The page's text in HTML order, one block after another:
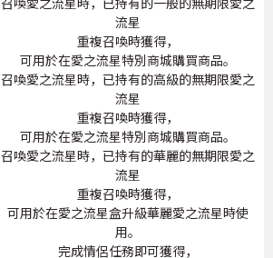
流星
重複召喚時獲得，
可用於在愛之流星特別商城購買商品。
召喚愛之流星時，已持有的高級的無期限愛之
流星
重複召喚時獲得，
可用於在愛之流星特別商城購買商品。
召喚愛之流星時，已持有的華麗的無期限愛之
流星
重複召喚時獲得，
可用於在愛之流星盒升級華麗愛之流星時使
用。
完成情侶任務即可獲得，